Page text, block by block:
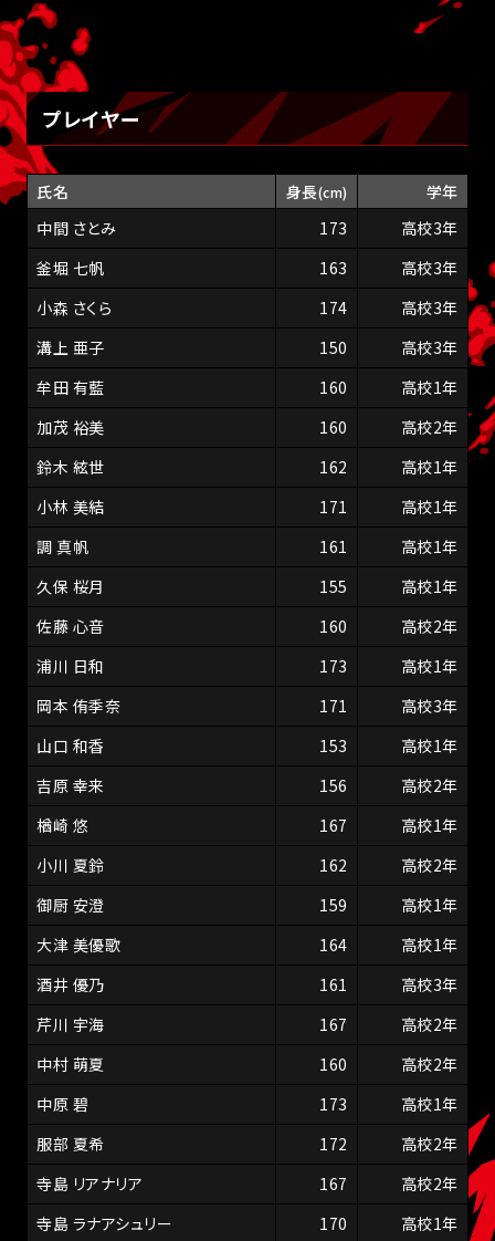
プレイヤー
氏名 身長(cm)
学年
中間 さとみ
173
高校3年
釜堀 七帆
163
高校3年
小森 さくら
174
高校3年
溝上 亜子
150
高校3年
牟田 有藍
160
高校1年
加茂 裕美
160
高校2年
鈴木 絃世
162
高校1年
小林 美結
171
高校1年
調 真帆
161
高校1年
久保 桜月
155
高校1年
佐藤 心音
160
高校2年
浦川 日和
173
高校1年
岡本 侑季奈
171
高校3年
山口 和香
153
高校1年
吉原 幸来
156
高校2年
楢崎 悠
167
高校1年
小川 夏鈴
162
高校2年
御厨 安澄
159
高校1年
大津 美優歌
164
高校1年
酒井 優乃
161
高校3年
芹川 宇海
167
高校2年
中村 萌夏
160
高校2年
中原 碧
173
高校1年
服部 夏希
172
高校2年
寺島 リアナリア
167
高校2年
寺島 ラナアシュリー
170
高校1年